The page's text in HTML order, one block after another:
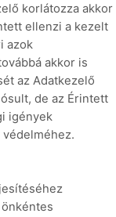
korlátozza akkor
ellenzi a kezelt
azok
akkor is
az Adatkezelő
de az Érintett
igények